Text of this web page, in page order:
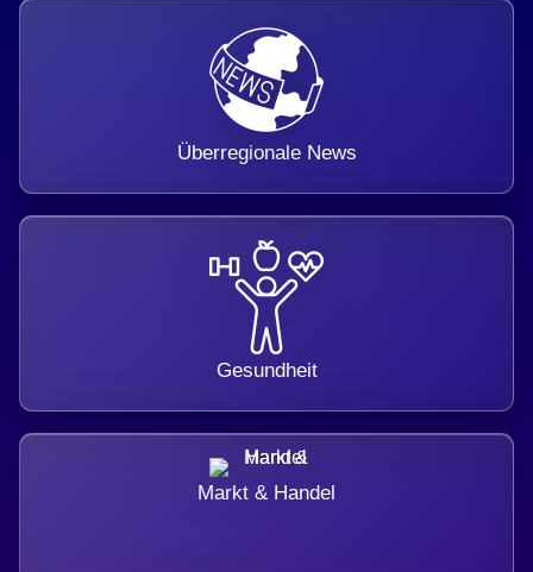
Überregionale News
Gesundheit
Markt & Handel